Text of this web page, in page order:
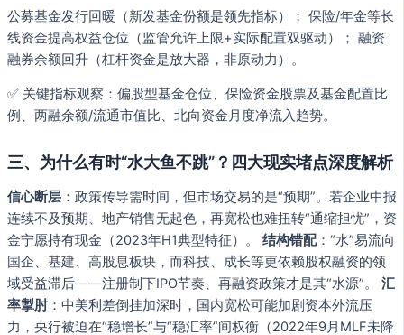
公募基金发行回暖（新发基金份额是领先指标）； 保险/年金等长
线资金提高权益仓位（监管允许上限+实际配置双驱动）； 融资
融券余额回升（杠杆资金是放大器，非原动力）。
✅ 关键指标观察：偏股型基金仓位、保险资金股票及基金配置比
例、两融余额/流通市值比、北向资金月度净流入趋势。
三、为什么有时“水大鱼不跳”？四大现实堵点深度解析
信心断层 ：政策传导需时间，但市场交易的是“预期”。若企业中报
连续不及预期、地产销售无起色，再宽松也难扭转“通缩担忧”，资
金宁愿持有现金（2023年H1典型特征）。 结构错配：“水”易流向
国企、基建、高股息板块，而科技、成长等更依赖股权融资的领
域受益滞后——注册制下IPO节奏、再融资政策才是其“水源”。 汇
率掣肘：中美利差倒挂加深时，国内宽松可能加剧资本外流压
力，央行被迫在“稳增长”与“稳汇率”间权衡（2022年9月MLF未降